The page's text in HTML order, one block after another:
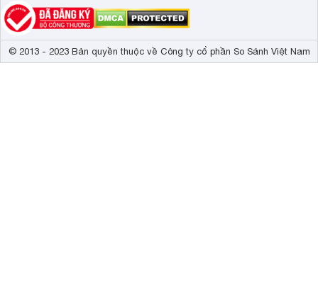
© 2013 - 2023 Bản quyền thuộc về Công ty cổ phần So Sánh Việt Nam